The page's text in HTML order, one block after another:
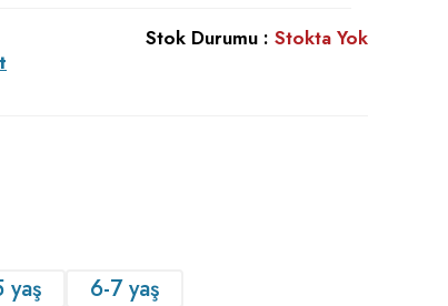
Stok Durumu : Stokta Yok
yaş
6-7 yaş